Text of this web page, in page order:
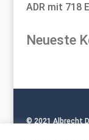
ADR mit 718
Neueste
© 2021 Albrecht